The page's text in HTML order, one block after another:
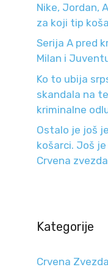
Nike, Jordan,
za koji tip
Serija A pred
Milan i
Ko to ubija
skandala na
kriminalne
Ostalo je još
košarci. Još
Crvena
Kategorije
Crvena Zvezda